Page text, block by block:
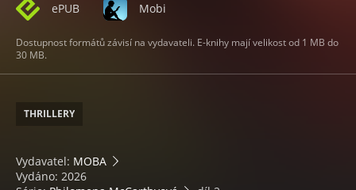
ePUB Mobi
Dostupnost formátů závisí na vydavateli. E-knihy mají velikost od 1 MB do
30 MB.
THRILLERY
Vydavatel: MOBA
Vydáno: 2026